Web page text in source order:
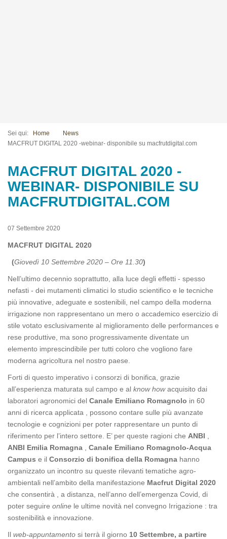
Sei qui: Home
News
MACFRUT DIGITAL 2020 -webinar- disponibile su macfrutdigital.com
MACFRUT DIGITAL 2020 -
WEBINAR- DISPONIBILE SU
MACFRUTDIGITAL.COM
07 Settembre 2020
MACFRUT DIGITAL 2020
(Giovedì 10 Settembre 2020 – Ore 11.30)
Nell’ultimo decennio soprattutto, alla luce degli effetti - spesso
nefasti - dei mutamenti climatici lo studio scientifico e le tecniche
più innovative, adeguate e sostenibili, nel campo della moderna
irrigazione non rappresentano un mero o accademico esercizio di
stile votato esclusivamente al miglioramento delle performances e
rese produttive, ma sono progressivamente diventate un
elemento imprescindibile per tutti coloro che vogliono fare
moderna agricoltura nel nostro paese.
Forti di questo imperativo i consorzi di bonifica, grazie
all’esperienza maturata sul campo e al know howacquisito dai
laboratori agronomici del Canale Emiliano Romagnolo in 60
anni di ricerca applicata , possono contare sulle più avanzate
tecnologie e cognizioni per poter rappresentare un punto di
riferimento per l’intero settore. E’ per queste ragioni che ANBI
ANBI Emilia Romagna
Canale Emiliano Romagnolo-Acqua
Campus e il Consorzio di bonifica della Romagna hanno
organizzato un incontro su queste rilevanti tematiche agro-
ambientali nell’ambito della manifestazione Macfrut Digital 2020
che consentirà , a distanza, nell’anno dell’emergenza Covid, di
poter seguire online le ultime novità nel convegno Irrigazione : tra
sostenibilità e innovazione.
Il web-appuntamento si terrà il giorno 10 Settembre, a partire